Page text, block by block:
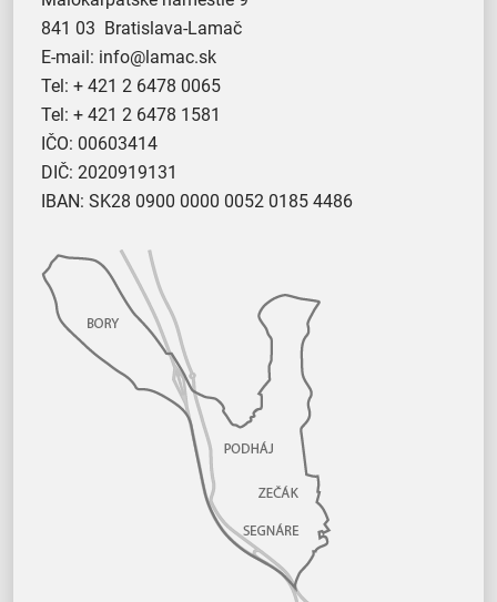
841 03 Bratislava-Lamač
E-mail: info@lamac.sk
Tel: + 421 2 6478 0065
Tel: + 421 2 6478 1581
IČO: 00603414
DIČ: 2020919131
IBAN: SK28 0900 0000 0052 0185 4486